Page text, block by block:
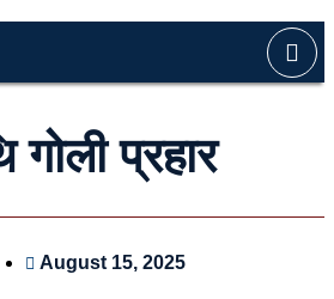
गोली प्रहार
August 15, 2025